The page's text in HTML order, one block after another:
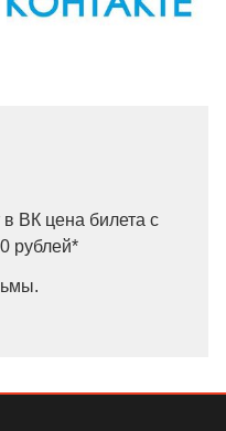
ВК цена билета с
рублей*